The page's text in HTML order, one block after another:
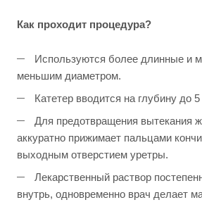
Как проходит процедура?
Используются более длинные и
меньшим диаметром.
Катетер вводится на глубину до
Для предотвращения вытекания
аккуратно прижимает пальцами
выходным отверстием уретры.
Лекарственный раствор
внутрь, одновременно врач делает